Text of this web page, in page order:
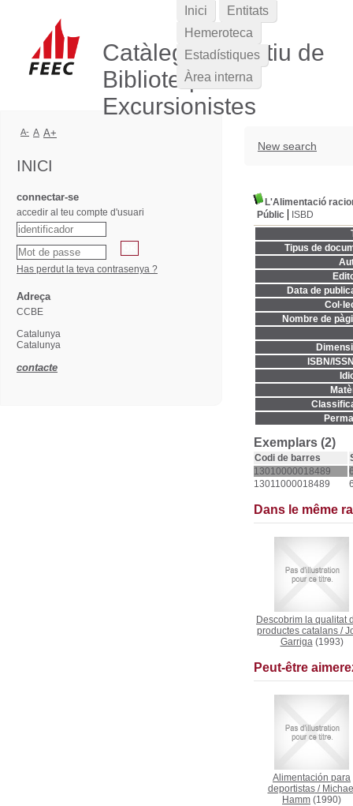
Catàleg Col·lectiu de
Biblioteques
Excursionistes
New search
L'Alimentació
Públic
ISBD
Tipus de
Data de
Nombre de
ISBN/
Exemplars (2)
Codi de barres
13010000018489
13011000018489
Dans le même
Descobrim la qualitat
productes catalans /
Garriga(1993)
Peut-être
Alimentación para
deportistas/
Hamm (1990)
Inici
Entitats
Hemeroteca
Estadístiques
Àrea interna
A- A A+
INICI
connectar-se
accedir al teu compte d'usuari
Has perdut la teva contrasenya ?
Adreça
CCBE
Catalunya
Catalunya
contacte